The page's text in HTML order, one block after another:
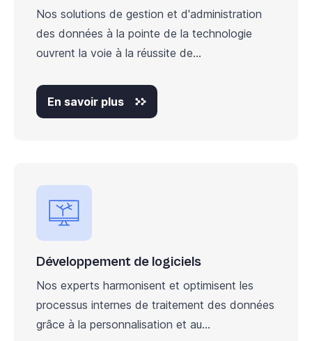
Nos solutions de gestion et d'administration
des données à la pointe de la technologie
ouvrent la voie à la réussite de...
En savoir plus
Développement de logiciels
Nos experts harmonisent et optimisent les
processus internes de traitement des données
grâce à la personnalisation et au...